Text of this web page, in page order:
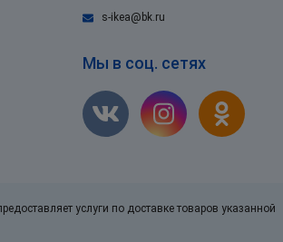
s-ikea@bk.ru
Мы в соц. сетях
услуги по доставке товаров указанной